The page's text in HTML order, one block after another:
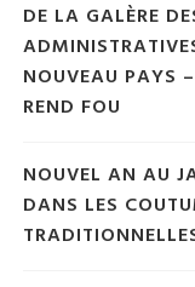
DE LA GALÈRE
NOUVEAU PAYS
REND FOU
NOUVEL AN AU
DANS LES